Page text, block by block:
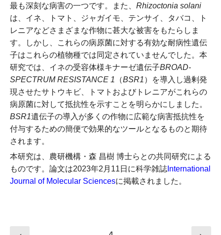
最も深刻な病害の一つです。また、 Rhizoctonia solani
は、イネ、トマト、ジャガイモ、テンサイ、タバコ、ト
レニアなどさまざまな作物に甚大な被害をもたらしま
す。しかし、これらの病原菌に対する有効な耐病性遺伝
子はこれらの植物種では同定されていませんでした。本
研究では、イネの受容体様キナーゼ遺伝子BROAD-
SPECTRUM RESISTANCE 1 （BSR1）を導入し過剰発
現させたサトウキビ、トマトおよびトレニアがこれらの
病原菌に対して抵抗性を示すことを明らかにしました。
BSR1遺伝子の導入が多くの作物に広範な病害抵抗性を
付与するための簡便で効果的なツールとなるものと期待
されます。
本研究は、農研機構・森 昌樹 博士らとの共同研究による
ものです。 論文は2023年2月11日に科学雑誌 International
Journal of Molecular Sciencesに掲載されました。